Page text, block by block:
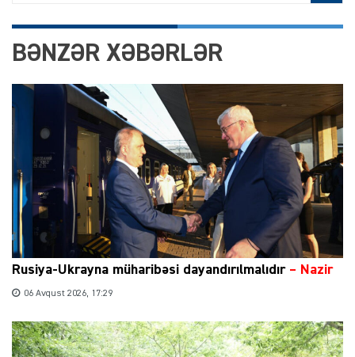
BƏNZƏR XƏBƏRLƏR
Rusiya-Ukrayna müharibəsi dayandırılmalıdır– Nazir
06 Avqust 2026, 17:29